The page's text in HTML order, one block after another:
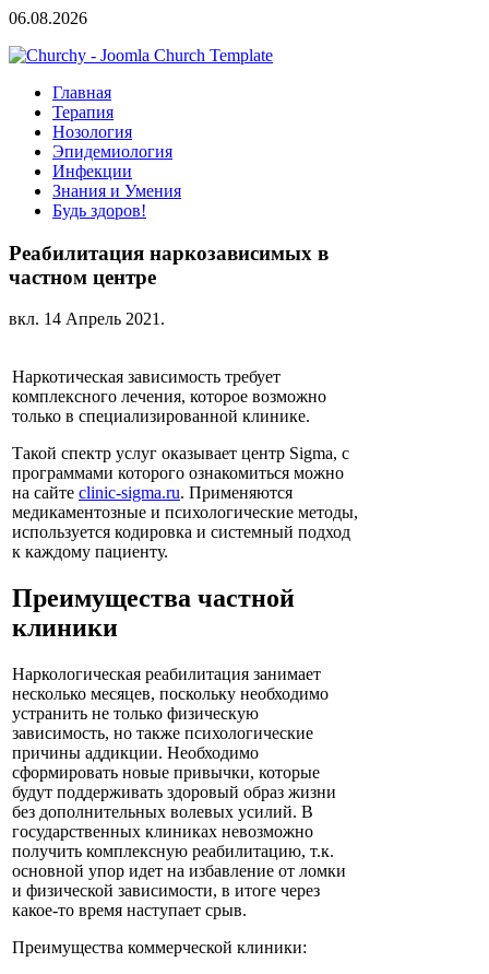
06.08.2026
Главная
Терапия
Нозология
Эпидемиология
Инфекции
Знания и Умения
Будь здоров!
Реабилитация наркозависимых в
частном центре
вкл. 14 Апрель 2021.
Наркотическая зависимость требует
комплексного лечения, которое возможно
только в специализированной клинике.
Такой спектр услуг оказывает центр Sigma, с
программами которого ознакомиться можно
на сайте clinic-sigma.ru. Применяются
медикаментозные и психологические методы,
используется кодировка и системный подход
к каждому пациенту.
Преимущества частной
клиники
Наркологическая реабилитация занимает
несколько месяцев, поскольку необходимо
устранить не только физическую
зависимость, но также психологические
причины аддикции. Необходимо
сформировать новые привычки, которые
будут поддерживать здоровый образ жизни
без дополнительных волевых усилий. В
государственных клиниках невозможно
получить комплексную реабилитацию, т.к.
основной упор идет на избавление от ломки
и физической зависимости, в итоге через
какое-то время наступает срыв.
Преимущества коммерческой клиники: